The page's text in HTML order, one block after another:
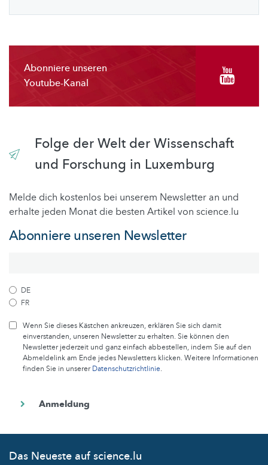
Abonniere unseren
Youtube-Kanal
Folge der Welt der Wissenschaft
und Forschung in Luxemburg
Melde dich kostenlos bei unserem Newsletter an und
erhalte jeden Monat die besten Artikel von science.lu
Abonniere unseren Newsletter
DE
FR
Wenn Sie dieses Kästchen ankreuzen, erklären Sie sich damit
einverstanden, unseren Newsletter zu erhalten. Sie können den
Newsletter jederzeit und ganz einfach abbestellen, indem Sie auf den
Abmeldelink am Ende jedes Newsletters klicken. Weitere Informationen
finden Sie in unsererDatenschutzrichtlinie.
Das Neueste auf science.lu